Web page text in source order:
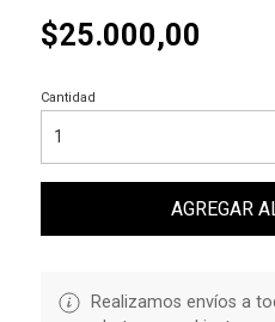
$25.000,00
Cantidad
AGREGAR
Realizamos envíos a